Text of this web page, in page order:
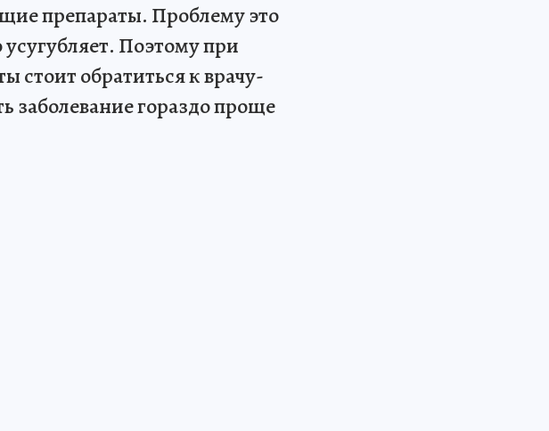
препараты. Проблему это
Поэтому при
стоит обратиться к врачу-
заболевание гораздо проще